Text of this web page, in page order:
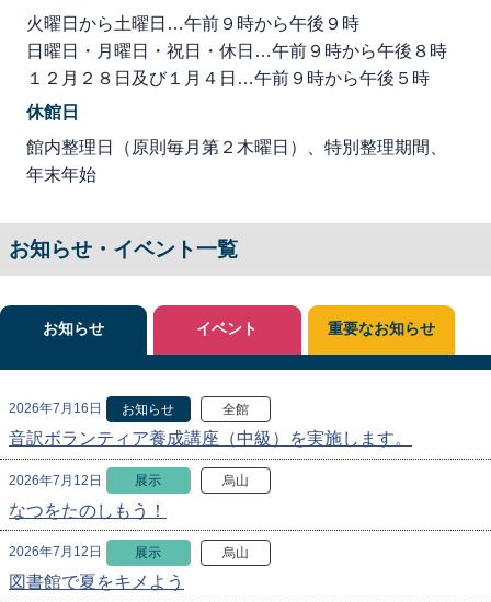
火曜日から土曜日…午前９時から午後９時
日曜日・月曜日・祝日・休日…午前９時から午後８時
１２月２８日及び１月４日…午前９時から午後５時
休館日
館内整理日（原則毎月第２木曜日）、特別整理期間、
年末年始
お知らせ・イベント一覧
お知らせ
2026年7月16日 お知らせ 全館
音訳ボランティア養成講座（中級）を実施します。
2026年7月12日 展示 烏山
なつをたのしもう！
2026年7月12日 展示 烏山
図書館で夏をキメよう
イベント 重要なお知らせ